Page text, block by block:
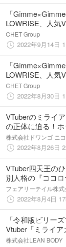
「
LOWRISE、人気
華布陣でデビュー
Vol.2」予選Bがエ
CHET Group
2022年9月14日
「
LOWRISE、人気
豪華布陣でデビュ
Vol.2」が8月30日
CHET Group
2022年8月30日
VTuberのミライ
の正体に迫る！
生霊が憑いてまし
からニコニコで生
株式会社ドワンゴ ニ
2022年8月26日
VTuber四天王の
別人格の『ココ
4日(木)予約販売
フェアリーテイル株式
2022年8月4日
「令和版ビリー
Vtuber「ミライ
公開！
株式会社LEAN BODY